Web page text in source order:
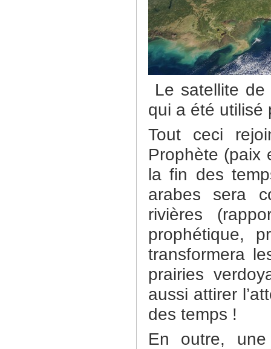
Le satellite de
qui a été utilisé
Tout ceci
Prophète (paix
la fin des
arabes sera
rivières
prophétique,
transformera
prairies
aussi attirer
des temps !
En outre, une